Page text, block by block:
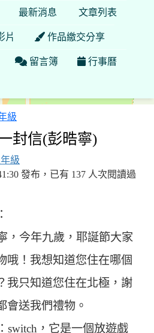
最新消息 文章列表
片 作品繳交分享
留言簿 行事曆
封信(彭晧寧)
級
發布，已有 137 人次閱讀過
今年九歲，耶誕節大家
哦！我想知道您住在哪個
我只知道您住在北極，謝
會送我們禮物。
，它是一個放遊戲